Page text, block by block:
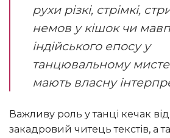
рухи різкі, стрімкі,
немов у кішок чи
індійського епосу у
танцювальному
мають власну
Важливу роль у танці кечак відіграють даланг –
закадровий читець текстів, а